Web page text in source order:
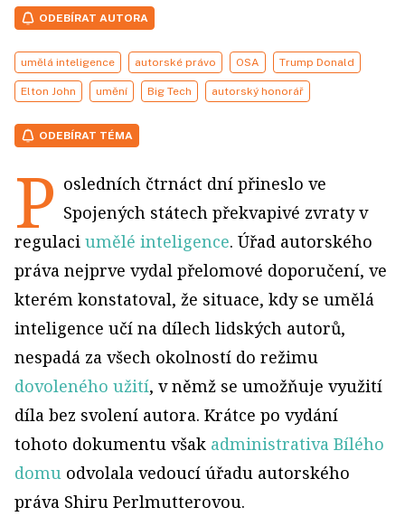
ODEBÍRAT AUTORA
umělá inteligence autorské právo OSA Trump Donald
Elton John umění Big Tech autorský honorář
ODEBÍRAT TÉMA
P osledních čtrnáct dní přineslo ve
Spojených státech překvapivé zvraty v
regulaci umělé inteligence. Úřad autorského
práva nejprve vydal přelomové doporučení, ve
kterém konstatoval, že situace, kdy se umělá
inteligence učí na dílech lidských autorů,
nespadá za všech okolností do režimu
dovoleného užití, v němž se umožňuje využití
díla bez svolení autora. Krátce po vydání
tohoto dokumentu však administrativa Bílého
domu odvolala vedoucí úřadu autorského
práva Shiru Perlmutterovou.